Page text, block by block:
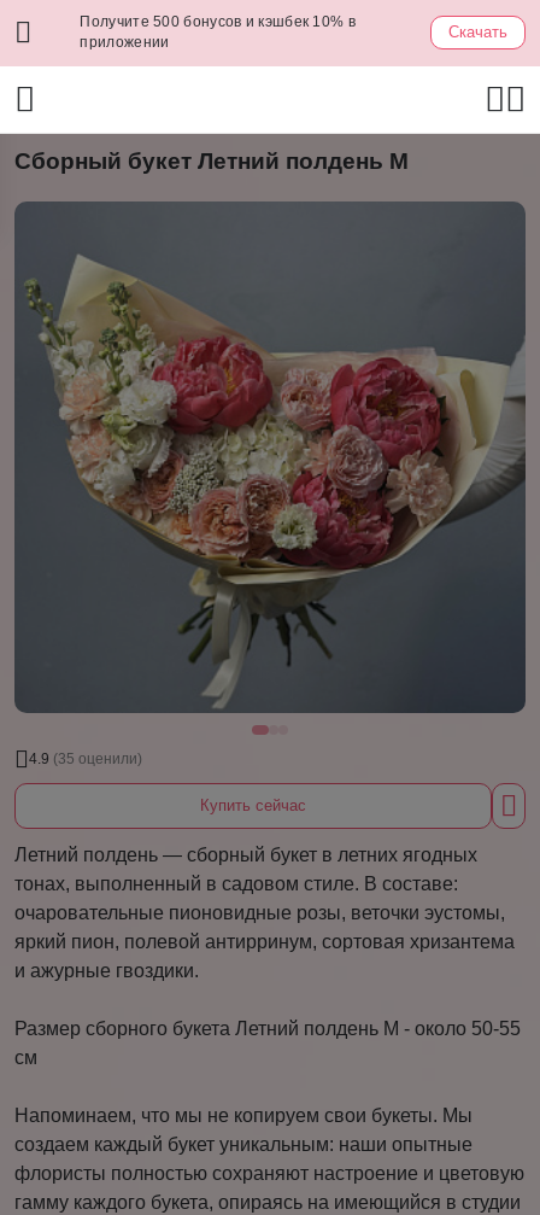
Получите 500 бонусов и кэшбек 10% в
приложении
Скачать
Сборный букет Летний полдень M
4.9 (35 оценили)
Купить сейчас
Летний полдень — сборный букет в летних ягодных
тонах, выполненный в садовом стиле. В составе:
очаровательные пионовидные розы, веточки эустомы,
яркий пион, полевой антирринум, сортовая хризантема
и ажурные гвоздики.
Размер сборного букета Летний полдень M - около 50-55
см
Напоминаем, что мы не копируем свои букеты. Мы
создаем каждый букет уникальным: наши опытные
флористы полностью сохраняют настроение и цветовую
гамму каждого букета, опираясь на имеющийся в студии